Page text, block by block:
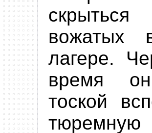
вожатых
лагере.
время
тоской